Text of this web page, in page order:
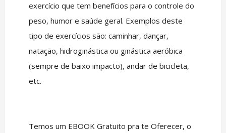
exercício que tem benefícios para o controle do
peso, humor e saúde geral. Exemplos deste
tipo de exercícios são: caminhar, dançar,
natação, hidroginástica ou ginástica aeróbica
(sempre de baixo impacto), andar de bicicleta,
etc.
Temos um EBOOK Gratuito pra te Oferecer, o